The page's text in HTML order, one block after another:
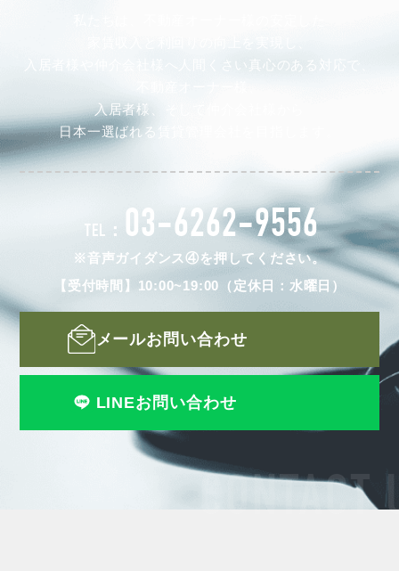
CONTACT
入居者様や仲介会社様へ人間くさい真心のある対応で、
入居者様、そして仲介会社様から
日本一選ばれる賃貸管理会社を目指します。
TEL： 03-6262-9556
※音声ガイダンス④を押してください。
【受付時間】10:00~19:00（定休日：水曜日）
メールお問い合わせ
LINEお問い合わせ